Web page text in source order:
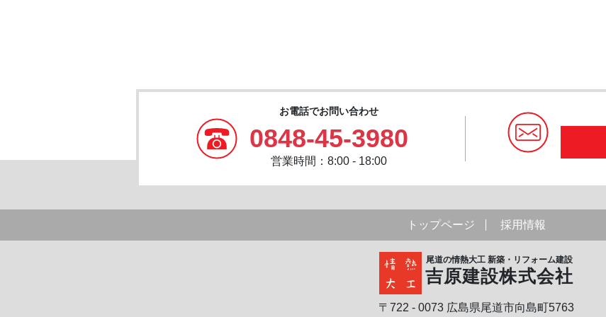
お電話でお問い合わせ
0848-45-3980
営業時間：8:00 - 18:00
トップページ 採用情報
尾道の情熱大工 新築・リフォーム建設
吉原建設株式会社
〒722 - 0073 広島県尾道市向島町5763